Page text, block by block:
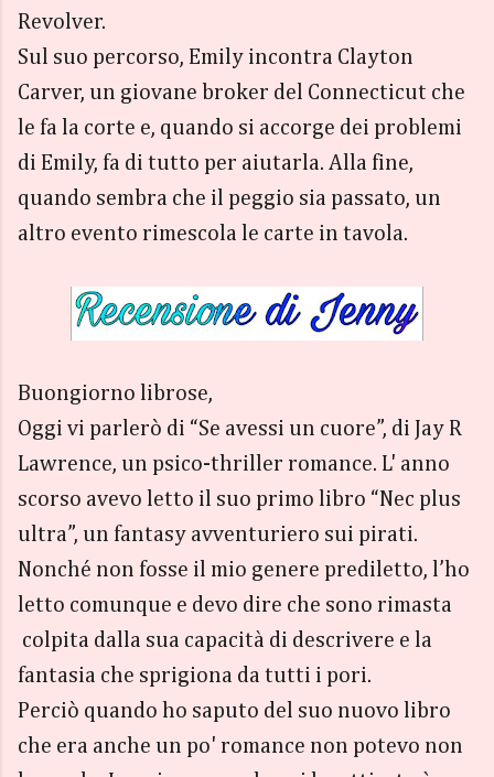
Revolver.
Sul suo percorso, Emily incontra Clayton
Carver, un giovane broker del Connecticut che
le fa la corte e, quando si accorge dei problemi
di Emily, fa di tutto per aiutarla. Alla fine,
quando sembra che il peggio sia passato, un
altro evento rimescola le carte in tavola.
Buongiorno librose,
Oggi vi parlerò di “Se avessi un cuore”, di Jay R
Lawrence, un psico-thriller romance. L' anno
scorso avevo letto il suo primo libro “Nec plus
ultra”, un fantasy avventuriero sui pirati.
Nonché non fosse il mio genere prediletto, l’ho
letto comunque e devo dire che sono rimasta
colpita dalla sua capacità di descrivere e la
fantasia che sprigiona da tutti i pori.
Perciò quando ho saputo del suo nuovo libro
che era anche un po' romance non potevo non